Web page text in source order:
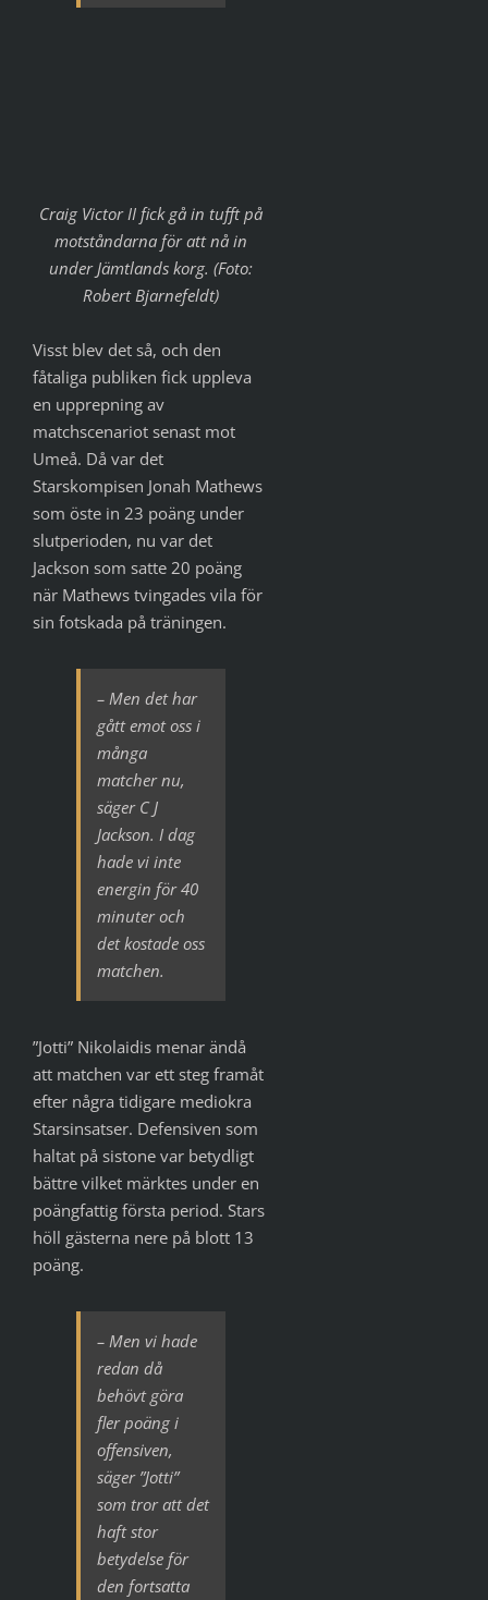
Craig Victor II fick gå in tufft på
motståndarna för att nå in
under Jämtlands korg. (Foto:
Robert Bjarnefeldt)
Visst blev det så, och den
fåtaliga publiken fick uppleva
en upprepning av
matchscenariot senast mot
Umeå. Då var det
Starskompisen Jonah Mathews
som öste in 23 poäng under
slutperioden, nu var det
Jackson som satte 20 poäng
när Mathews tvingades vila för
sin fotskada på träningen.
– Men det har
gått emot oss i
många
matcher nu,
säger C J
Jackson. I dag
hade vi inte
energin för 40
minuter och
det kostade oss
matchen.
”Jotti” Nikolaidis menar ändå
att matchen var ett steg framåt
efter några tidigare mediokra
Starsinsatser. Defensiven som
haltat på sistone var betydligt
bättre vilket märktes under en
poängfattig första period. Stars
höll gästerna nere på blott 13
poäng.
– Men vi hade
redan då
behövt göra
fler poäng i
offensiven,
säger ”Jotti”
som tror att det
haft stor
betydelse för
den fortsatta